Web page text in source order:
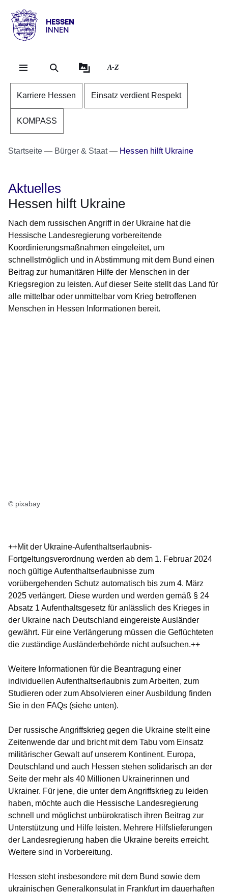
Hessen
Innen
A-Z
Karriere Hessen Einsatz verdient Respekt
KOMPASS
Startseite Bürger & Staat Hessen hilft Ukraine
Aktuelles
Hessen hilft Ukraine
Nach dem russischen Angriff in der Ukraine hat die
Hessische Landesregierung vorbereitende
Koordinierungsmaßnahmen eingeleitet, um
schnellstmöglich und in Abstimmung mit dem Bund einen
Beitrag zur humanitären Hilfe der Menschen in der
Kriegsregion zu leisten. Auf dieser Seite stellt das Land für
alle mittelbar oder unmittelbar vom Krieg betroffenen
Menschen in Hessen Informationen bereit.
© pixabay
++Mit der Ukraine-Aufenthaltserlaubnis-
Fortgeltungsverordnung werden ab dem 1. Februar 2024
noch gültige Aufenthaltserlaubnisse zum
vorübergehenden Schutz automatisch bis zum 4. März
2025 verlängert. Diese wurden und werden gemäß § 24
Absatz 1 Aufenthaltsgesetz für anlässlich des Krieges in
der Ukraine nach Deutschland eingereiste Ausländer
gewährt. Für eine Verlängerung müssen die Geflüchteten
die zuständige Ausländerbehörde nicht aufsuchen.++
Weitere Informationen für die Beantragung einer
individuellen Aufenthaltserlaubnis zum Arbeiten, zum
Studieren oder zum Absolvieren einer Ausbildung finden
Sie in den FAQs (siehe unten).
Der russische Angriffskrieg gegen die Ukraine stellt eine
Zeitenwende dar und bricht mit dem Tabu vom Einsatz
militärischer Gewalt auf unserem Kontinent. Europa,
Deutschland und auch Hessen stehen solidarisch an der
Seite der mehr als 40 Millionen Ukrainerinnen und
Ukrainer. Für jene, die unter dem Angriffskrieg zu leiden
haben, möchte auch die Hessische Landesregierung
schnell und möglichst unbürokratisch ihren Beitrag zur
Unterstützung und Hilfe leisten. Mehrere Hilfslieferungen
der Landesregierung haben die Ukraine bereits erreicht.
Weitere sind in Vorbereitung.
Hessen steht insbesondere mit dem Bund sowie dem
ukrainischen Generalkonsulat in Frankfurt im dauerhaften